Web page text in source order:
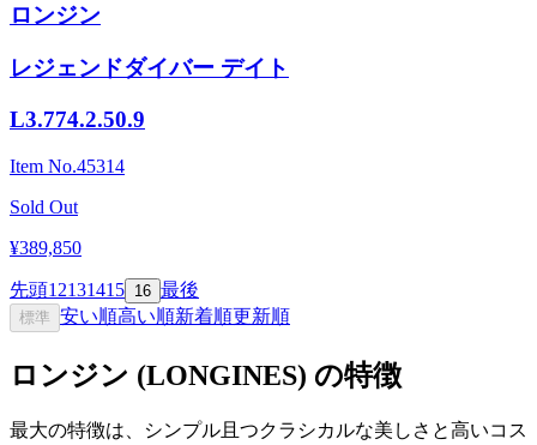
ロンジン
レジェンドダイバー デイト
L3.774.2.50.9
Item No.45314
Sold Out
¥389,850
先頭12131415 16 最後
標準 安い順高い順新着順更新順
ロンジン (LONGINES) の特徴
最大の特徴は、シンプル且つクラシカルな美しさと高いコス